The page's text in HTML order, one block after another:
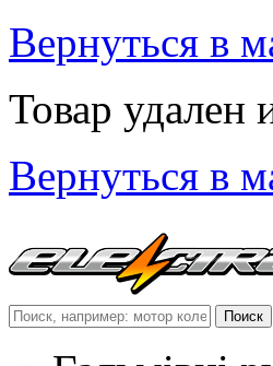
Вернуться в
Товар удален
Вернуться в